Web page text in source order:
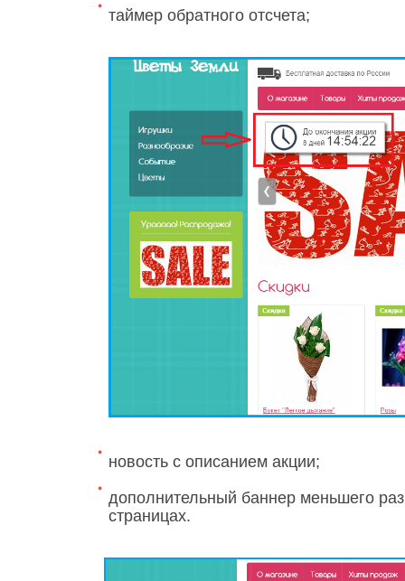
таймер обратного отсчета;
новость с описанием акции;
дополнительный баннер меньшего
страницах.